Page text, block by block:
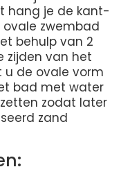
hang je de kant-
ovale zwembad
behulp van 2
zijden van het
u de ovale vorm
bad met water
zodat later
zand